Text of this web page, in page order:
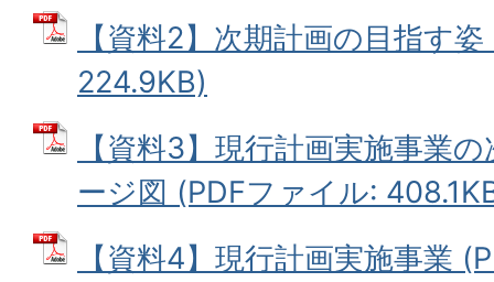
【資料2】次期計画の目指す
224.9KB)
【資料3】現行計画実施事業
ージ図 (PDFファイル:
【資料4】現行計画実施事業